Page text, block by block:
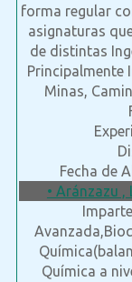
forma regular
asignaturas
de distintas
Principalmente
Minas,
Fecha de
• Aránzazu
Química a